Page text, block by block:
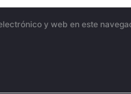
y web en este